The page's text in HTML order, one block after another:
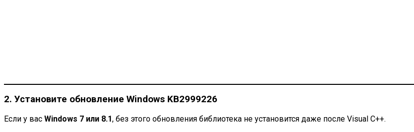
2. Установите обновление Windows KB2999226
Если у вас Windows 7 или 8.1, без этого обновления библиотека не установится даже после Visual C++.